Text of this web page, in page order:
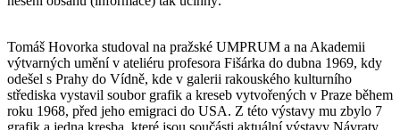
Tomáš Hovorka studoval na pražské UMPRUM a na Akademii
výtvarných umění v ateliéru profesora Fišárka do dubna 1969, kdy
odešel s Prahy do Vídně, kde v galerii rakouského kulturního
střediska vystavil soubor grafik a kreseb vytvořených v Praze během
roku 1968, před jeho emigraci do USA. Z této výstavy mu zbylo 7
grafik a jedna kresba, které jsou součásti aktuální výstavy Návraty.